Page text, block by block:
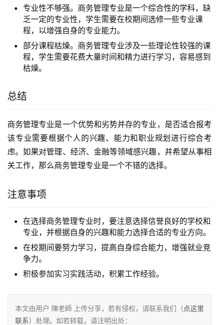
专业性不够强。商务管理专业是一个综合性的学科，缺
乏一定的专业性，学生需要在校期间选修一些专业课
程，以增强自身的专业能力。
部分课程枯燥。商务管理专业涉及一些理论性较强的课
程，学生需要花费大量时间和精力进行学习，容易感到
枯燥。
总结
商务管理专业是一个优势和劣势并存的专业，是否适合报考
该专业需要根据个人的兴趣、能力和职业规划进行综合考
虑。如果对管理、经济、金融等领域感兴趣，并希望从事相
关工作，那么商务管理专业是一个不错的选择。
注意事项
在选择商务管理专业时，要注意选择信誉良好的学校和
专业，并根据自身的兴趣和能力选择合适的专业方向。
在校期间要努力学习，提高自身综合能力，增强就业竞
争力。
积极参加实习实践活动，积累工作经验。
本文由用户 陳老師 上传分享，若有侵权，请联系我们（点这里
联系）处理。如若转载，请注明出处：